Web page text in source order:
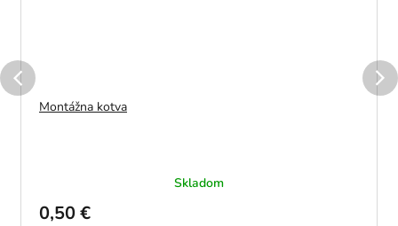
Montážna kotva
Skladom
0,50 €